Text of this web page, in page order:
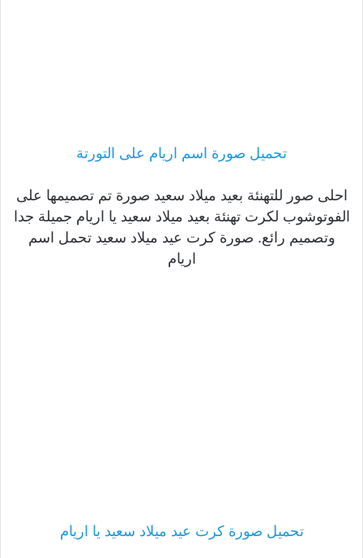
تحميل صورة اسم اريام على التورتة
احلى صور للتهنئة بعيد ميلاد سعيد صورة تم تصميمها على
الفوتوشوب لكرت تهنئة بعيد ميلاد سعيد يا اريام جميلة جدا
وتصميم رائع. صورة كرت عيد ميلاد سعيد تحمل اسم
اريام
تحميل صورة كرت عيد ميلاد سعيد يا اريام